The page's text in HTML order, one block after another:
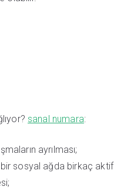
sanal numara:
ayrılması;
sosyal ağda birkaç aktif